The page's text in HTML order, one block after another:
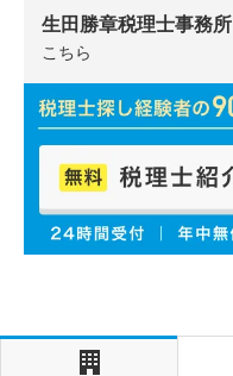
生田勝章税理士事務所
こちら